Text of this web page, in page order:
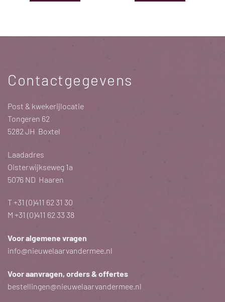
Contactgegevens
Post & kwekerijlocatie
Tongeren 62
5282 JH Boxtel
Laadadres
Oisterwijkseweg 1a
5076 ND Haaren
T+31 (0)411 62 31 30
M +31 (0)411 62 33 38
Voor algemene vragen
info@nieuwelaarvandermee.nl
Voor aanvragen, orders & offertes
bestellingen@nieuwelaarvandermee.nl